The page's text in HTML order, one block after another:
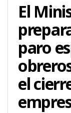
El
paro
el